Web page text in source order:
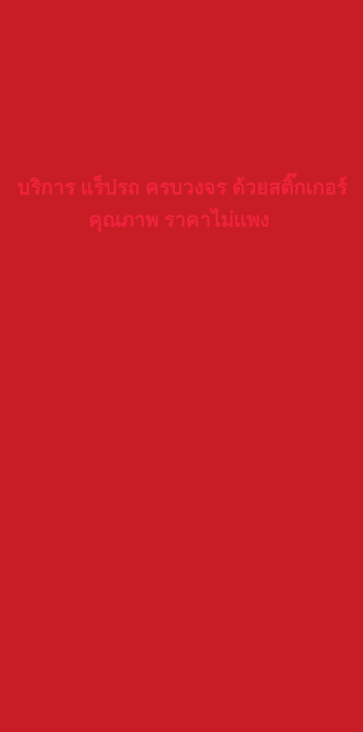
บริการ แร็ปรถ ครบวงจร ด้วยสติ๊กเกอร์
คุณภาพ ราคาไม่แพง